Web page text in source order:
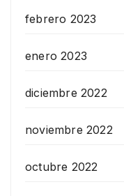
febrero 2023
enero 2023
diciembre 2022
noviembre 2022
octubre 2022